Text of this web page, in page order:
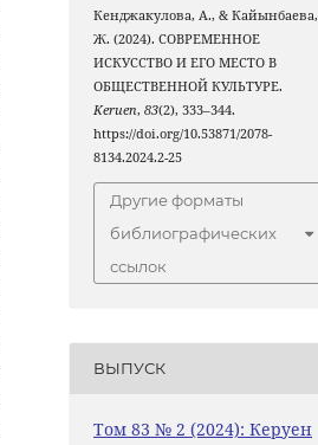
Кенджакулова, А., & Кайынбаева,
Ж. (2024). СОВРЕМЕННОЕ
ИСКУССТВО И ЕГО МЕСТО В
ОБЩЕСТВЕННОЙ КУЛЬТУРЕ.
Keruen,83(2), 333–344.
https://doi.org/10.53871/2078-
8134.2024.2-25
Другие форматы
библиографических
ссылок
ВЫПУСК
Том 83 № 2 (2024): Керуен